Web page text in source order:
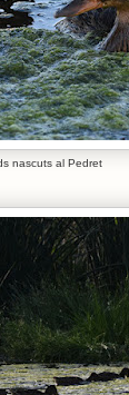
nascuts al Pedret